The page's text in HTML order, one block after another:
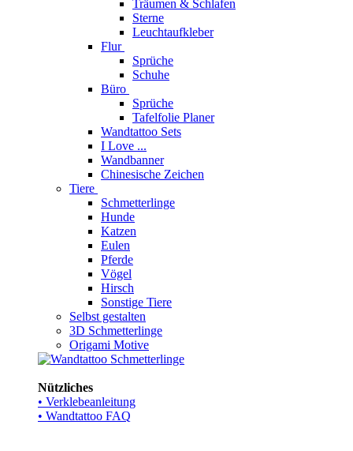
Träumen & Schlafen
Sterne
Leuchtaufkleber
Flur
Sprüche
Schuhe
Büro
Sprüche
Tafelfolie Planer
Wandtattoo Sets
I Love ...
Wandbanner
Chinesische Zeichen
Tiere
Schmetterlinge
Hunde
Katzen
Eulen
Pferde
Vögel
Hirsch
Sonstige Tiere
Selbst gestalten
3D Schmetterlinge
Origami Motive
Nützliches
• Verklebeanleitung
• Wandtattoo FAQ